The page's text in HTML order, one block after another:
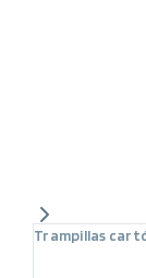
Trampillas